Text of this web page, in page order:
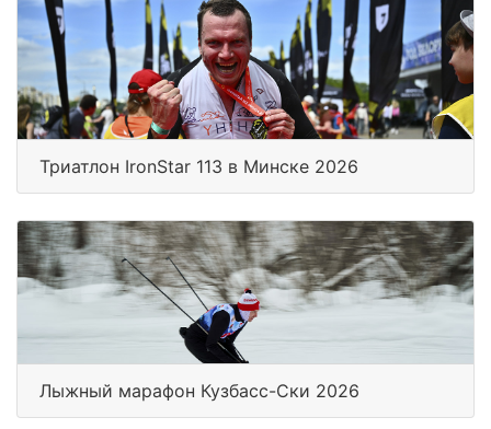
Триатлон IronStar 113 в Минске 2026
Лыжный марафон Кузбасс-Ски 2026